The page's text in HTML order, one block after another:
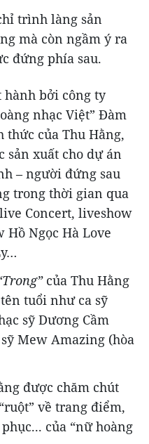
trình làng sản
mà còn ngầm ý ra
đứng phía sau.
bởi công ty
nhạc Việt” Đàm
của Thu Hằng,
sản xuất cho dự án
– người đứng sau
trong thời gian qua
Concert, liveshow
Ngọc Hà Love
của Thu Hằng
tuổi như ca sỹ
sỹ Dương Cầm
Mew Amazing (hòa
được chăm chút
về trang điểm,
của “nữ hoàng